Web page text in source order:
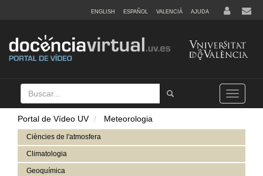
ENGLISH ESPAÑOL VALENCIÀ AJUDA
Buscar
Tramet
Toggle
navigation
Portal de Vídeo UV Meteorologia
Ciències de l'atmosfera
Climatologia
Geoquímica